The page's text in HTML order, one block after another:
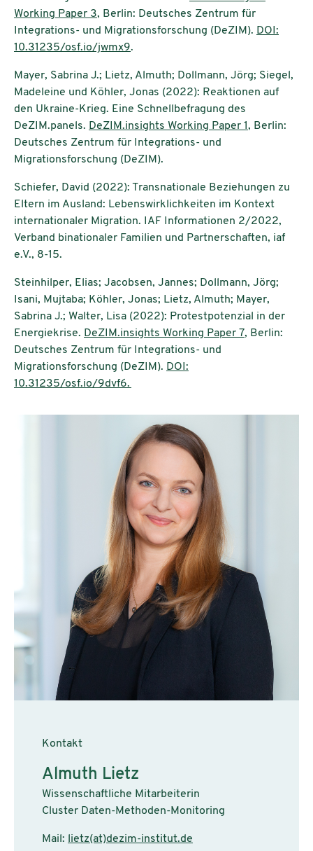
Working Paper 3, Berlin: Deutsches Zentrum für
Integrations- und Migrationsforschung (DeZIM). DOI:
10.31235/osf.io/jwmx9.
Mayer, Sabrina J.; Lietz, Almuth; Dollmann, Jörg; Siegel,
Madeleine und Köhler, Jonas (2022): Reaktionen auf
den Ukraine-Krieg. Eine Schnellbefragung des
DeZIM.panels. DeZIM.insights Working Paper 1, Berlin:
Deutsches Zentrum für Integrations- und
Migrationsforschung (DeZIM).
Schiefer, David (2022): Transnationale Beziehungen zu
Eltern im Ausland: Lebenswirklichkeiten im Kontext
internationaler Migration. IAF Informationen 2/2022,
Verband binationaler Familien und Partnerschaften, iaf
e.V., 8-15.
Steinhilper, Elias; Jacobsen, Jannes; Dollmann, Jörg;
Isani, Mujtaba; Köhler, Jonas; Lietz, Almuth; Mayer,
Sabrina J.; Walter, Lisa (2022): Protestpotenzial in der
Energiekrise. DeZIM.insights Working Paper 7, Berlin:
Deutsches Zentrum für Integrations- und
Migrationsforschung (DeZIM). DOI:
10.31235/osf.io/9dvf6.
Kontakt
Almuth Lietz
Wissenschaftliche Mitarbeiterin
Cluster Daten-Methoden-Monitoring
Mail: lietz(at)dezim-institut.de